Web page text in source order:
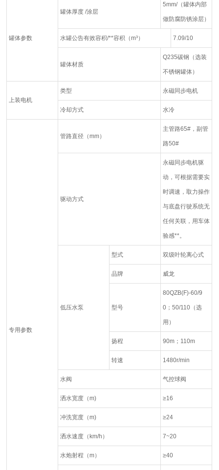
罐体参数
罐体厚度 /涂层
5mm/（罐体内部
做防腐防锈涂层）
水罐公告有效容积/**容积（m³） 7.09/10
罐体材质
Q235碳钢（选装
不锈钢罐体）
上装电机
类型 永磁同步电机
冷却方式 水冷
专用参数
管路直径（mm）
主管路65#，副管
路50#
驱动方式
永磁同步电机驱
动，可根据需要实
时调速，取力操作
与底盘行驶系统无
任何关联，用车体
验感**。
低压水泵
型式 双级叶轮离心式
品牌 威龙
型号
80QZB(F)-60/9
0；50/110（选
用）
扬程 90m；110m
转速 1480r/min
水阀 气控球阀
洒水宽度（m) ≥16
冲洗宽度（m) ≥24
洒水速度（km/h） 7~20
水炮射程（m） ≥40